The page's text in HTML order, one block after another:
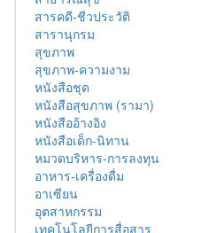
สารคดี-ชีวประวัติ
สารานุกรม
สุขภาพ
สุขภาพ-ความงาม
หนังสือชุด
หนังสือสุขภาพ (รามา)
หนังสืออ้างอิง
หนังสือเด็ก-นิทาน
หมวดบริหาร-การลงทุน
อาหาร-เครื่องดื่ม
อาเซียน
อุตสาหกรรม
เทคโนโลยีการสื่อสาร